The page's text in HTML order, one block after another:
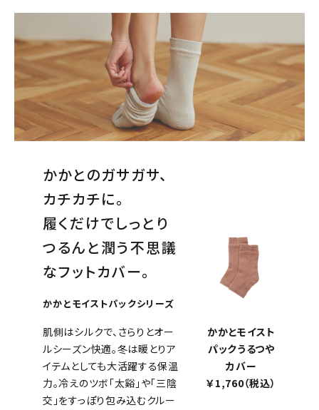
かかとのガサガサ、
カチカチに。
履くだけでしっとり
つるんと潤う不思議
なフットカバー。
かかとモイストパックシリーズ
肌側はシルクで、さらりとオー
ルシーズン快適。冬は暖とりア
イテムとしても大活躍する保温
力。冷えのツボ「太谿」や「三陰
交」をすっぽり包み込むクルー
かかとモイスト
パックうるつや
カバー
￥1,760（税込）